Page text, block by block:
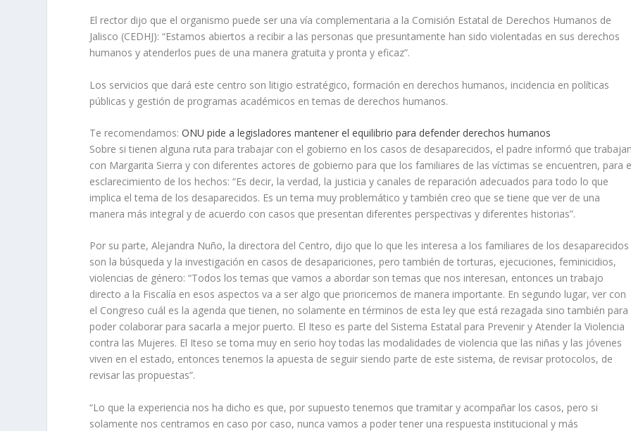
El rector dijo que el organismo puede ser una vía complementaria a la Comisión Estatal de Derechos Humanos de
Jalisco (CEDHJ): “Estamos abiertos a recibir a las personas que presuntamente han sido violentadas en sus derechos
humanos y atenderlos pues de una manera gratuita y pronta y eficaz”.
Los servicios que dará este centro son litigio estratégico, formación en derechos humanos, incidencia en políticas
públicas y gestión de programas académicos en temas de derechos humanos.
Te recomendamos: ONU pide a legisladores mantener el equilibrio para defender derechos humanos
Sobre si tienen alguna ruta para trabajar con el gobierno en los casos de desaparecidos, el padre informó que
con Margarita Sierra y con diferentes actores de gobierno para que los familiares de las víctimas se encuentren, para
esclarecimiento de los hechos: “Es decir, la verdad, la justicia y canales de reparación adecuados para todo lo que
implica el tema de los desaparecidos. Es un tema muy problemático y también creo que se tiene que ver de una
manera más integral y de acuerdo con casos que presentan diferentes perspectivas y diferentes historias”.
Por su parte, Alejandra Nuño, la directora del Centro, dijo que lo que les interesa a los familiares de los desaparecidos
son la búsqueda y la investigación en casos de desapariciones, pero también de torturas, ejecuciones, feminicidios,
violencias de género: “Todos los temas que vamos a abordar son temas que nos interesan, entonces un trabajo
directo a la Fiscalía en esos aspectos va a ser algo que prioricemos de manera importante. En segundo lugar, ver con
el Congreso cuál es la agenda que tienen, no solamente en términos de esta ley que está rezagada sino también para
poder colaborar para sacarla a mejor puerto. El Iteso es parte del Sistema Estatal para Prevenir y Atender la Violencia
contra las Mujeres. El Iteso se toma muy en serio hoy todas las modalidades de violencia que las niñas y las jóvenes
viven en el estado, entonces tenemos la apuesta de seguir siendo parte de este sistema, de revisar protocolos, de
revisar las propuestas”.
“Lo que la experiencia nos ha dicho es que, por supuesto tenemos que tramitar y acompañar los casos, pero si
solamente nos centramos en caso por caso, nunca vamos a poder tener una respuesta institucional y más